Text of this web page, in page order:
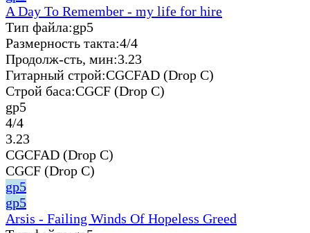
A Day To Remember - my life for hire
Тип файла:gp5
Размерность такта:4/4
Продолж-сть, мин:3.23
Гитарный строй:CGCFAD (Drop C)
Строй баса:CGCF (Drop C)
gp5
4/4
3.23
CGCFAD (Drop C)
CGCF (Drop C)
gp5
gp5
Arsis - Failing Winds Of Hopeless Greed